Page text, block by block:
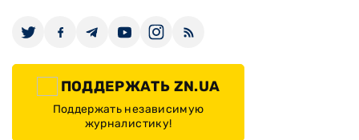
ПОДДЕРЖАТЬ ZN.UA
Поддержать независимую
журналистику!